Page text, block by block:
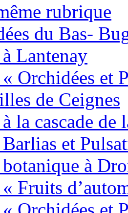
rubrique
du Bas-
Lantenay
Orchidées et
de Ceignes
la cascade de
et
à
Fruits